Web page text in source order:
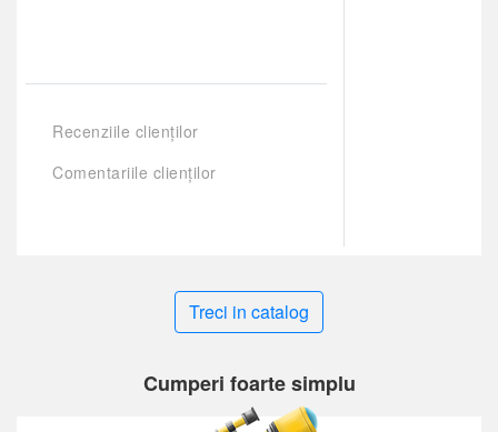
Recenziile clienților
Comentariile clienților
Treci in catalog
Cumperi foarte simplu